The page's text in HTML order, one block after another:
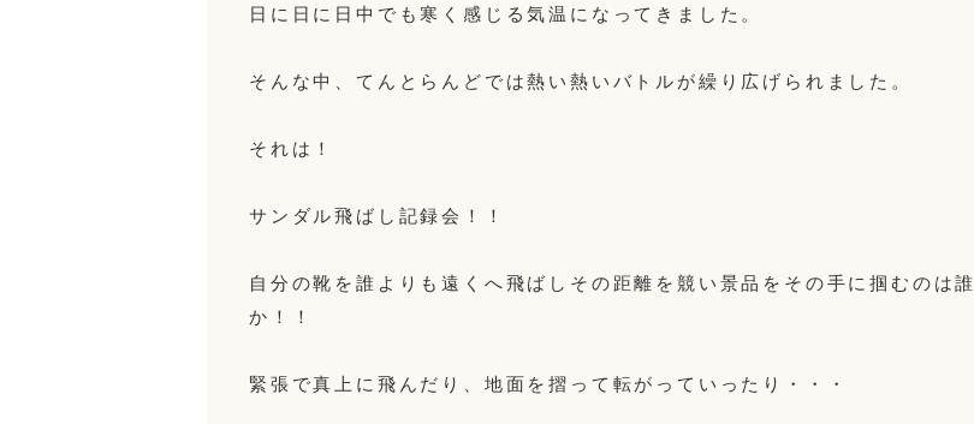
日に日に日中でも寒く感じる気温になってきました。
そんな中、てんとらんどでは熱い熱いバトルが繰り広げられました。
それは！
サンダル飛ばし記録会！！
自分の靴を誰よりも遠くへ飛ばしその距離を競い景品をその手に掴むのは誰
か！！
緊張で真上に飛んだり、地面を摺って転がっていったり・・・